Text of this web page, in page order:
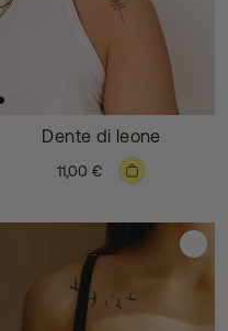
Dente di leone
11,00 €